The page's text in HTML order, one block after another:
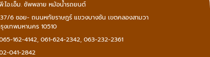
.ไอ.เอ็ม. ซัพพลาย หม้อน้ำรถยนต์
6 ซอย- ถนนหทัยราษฎร์ แขวงบางชัน เขตคลองสามวา
งเทพมหานคร 10510
162-4142, 061-624-2342, 063-232-2361
041-2842